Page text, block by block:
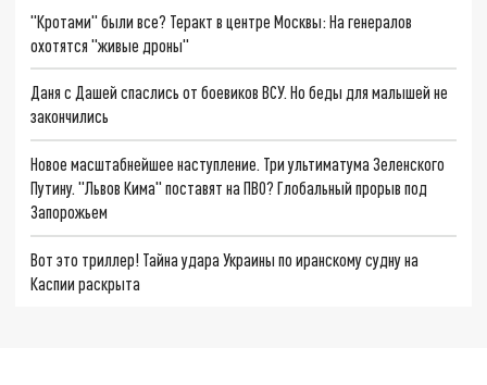
"Кротами" были все? Теракт в центре Москвы: На генералов
охотятся "живые дроны"
Даня с Дашей спаслись от боевиков ВСУ. Но беды для малышей не
закончились
Новое масштабнейшее наступление. Три ультиматума Зеленского
Путину. "Львов Кима" поставят на ПВО? Глобальный прорыв под
Запорожьем
Вот это триллер! Тайна удара Украины по иранскому судну на
Каспии раскрыта